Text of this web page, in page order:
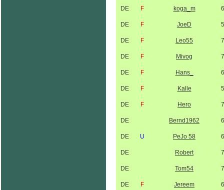
DE F koga_m
DE F JoeD
DE F Leo55
DE F Mivog
DE F Hans_
DE F Kalle
DE F Hero
DE Bernd1962
DE U PeJo 58
DE Robert
DE Tom54
DE F Jereem